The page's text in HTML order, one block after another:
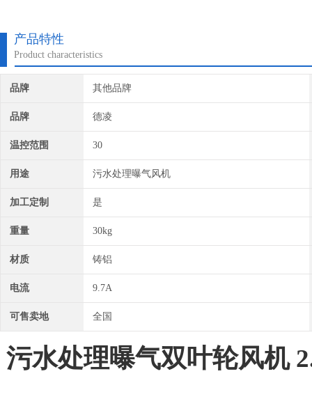
产品特性
Product characteristics
品牌 其他品牌
品牌 德凌
温控范围 30
用途 污水处理曝气风机
加工定制 是
重量 30kg
材质 铸铝
电流 9.7A
可售卖地 全国
污水处理曝气双叶轮风机